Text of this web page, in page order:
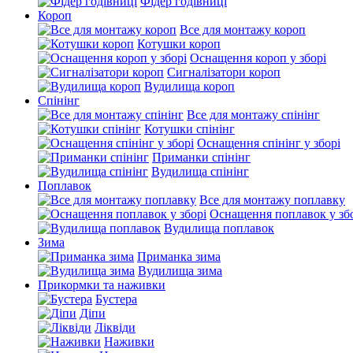
Короп
Все для монтажу короп
Котушки короп
Оснащення короп у зборі
Сигналізатори короп
Вудилища короп
Спінінг
Все для монтажу спінінг
Котушки спінінг
Оснащення спінінг у зборі
Приманки спінінг
Вудилища спінінг
Поплавок
Все для монтажу поплавку
Оснащення поплавок у
Вудилища поплавок
Зима
Приманка зима
Вудилища зима
Прикормки та наживки
Бустера
Діпи
Ліквіди
Наживки